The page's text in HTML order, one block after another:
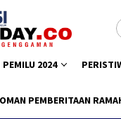
PEMILU 2024
PEMBERITAAN